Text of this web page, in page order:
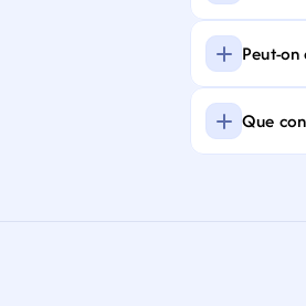
Peut-
Que